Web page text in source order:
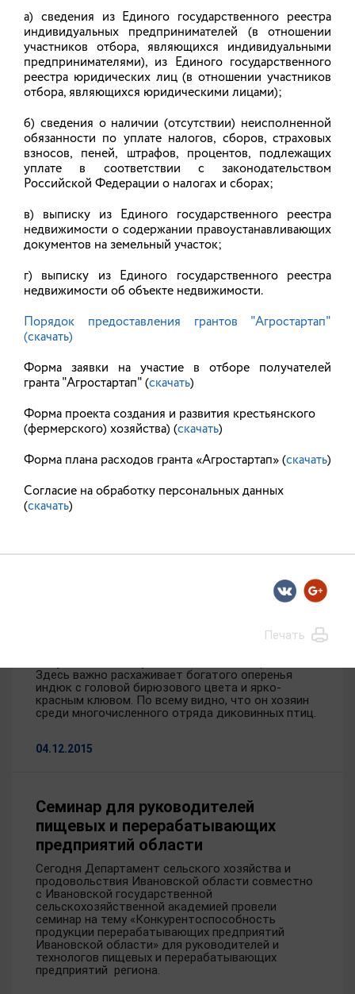
Старейший фермер области
передает дело внукам
Молодые наследники спасли хозяйство
09.12.2015
В Комсомольском районе открыта Детская
школа сельского туризма. Презентация Проекта
прошла в декабре этого года на базе школы села
07.12.2015
сельское хозяйство в регионе
можно и нужно». Интервью газете
«Частник»
Осень – это время, которое традиционно
концу, и мы поговорили о сельском хозяйстве с
с директором департамента сельского хозяйства
и продовольствия Ивановской области Евгением
Астафьевым.
Работа на земле: есть желание, но
Здесь важно расхаживает богатого оперенья
индюк с головой бирюзового цвета и ярко-
красным клювом. По всему видно, что он хозяин
среди многочисленного отряда диковинных птиц.
04.12.2015
Семинар для руководителей
пищевых и перерабатывающих
предприятий области
Сегодня Департамент сельского хозяйства и
продовольствия Ивановской области совместно
с Ивановской государственной
сельскохозяйственной академией провели
семинар на тему «Конкурентоспособность
продукции перерабатывающих предприятий
Ивановской области» для руководителей и
технологов пищевых и перерабатывающих
предприятий региона.
а) сведения из Единого государственного реестра
индивидуальных предпринимателей (в отношении
участников отбора, являющихся индивидуальными
предпринимателями), из Единого государственного
реестра юридических лиц (в отношении участников
отбора, являющихся юридическими лицами);
б) сведения о наличии (отсутствии) неисполненной
обязанности по уплате налогов, сборов, страховых
взносов, пеней, штрафов, процентов, подлежащих
уплате в соответствии с законодательством
Российской Федерации о налогах и сборах;
в) выписку из Единого государственного реестра
недвижимости о содержании правоустанавливающих
документов на земельный участок;
г) выписку из Единого государственного реестра
недвижимости об объекте недвижимости.
Порядок предоставления грантов "Агростартап"
(скачать)
Форма заявки на участие в отборе получателей
гранта "Агростартап" (скачать)
Форма проекта создания и развития крестьянского
(фермерского) хозяйства) (скачать)
Форма плана расходов гранта «Агростартап» (скачать)
Согласие на обработку персональных данных
(скачать)
Печать